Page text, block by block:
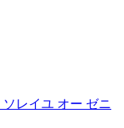
レイユ オー ゼニ